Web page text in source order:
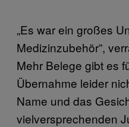
„Es war ein großes
Medizinzubehör”,
Mehr Belege gibt es
Übernahme leider
Name und das
vielversprechenden